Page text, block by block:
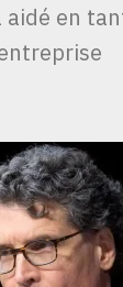
aidé en